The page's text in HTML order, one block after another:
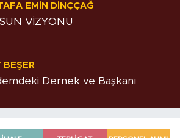
EMIN DINÇÇAĞ
VİZYONU
BEŞER
Dernek ve Başkanı